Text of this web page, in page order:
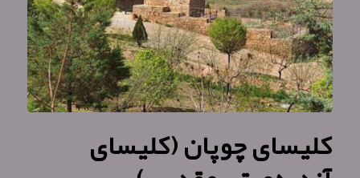
کلیسای چوپان (کلیسای